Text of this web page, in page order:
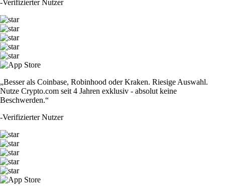
-Verifizierter Nutzer
„Besser als Coinbase, Robinhood oder Kraken. Riesige Auswahl.
Nutze Crypto.com seit 4 Jahren exklusiv - absolut keine
Beschwerden.“
-Verifizierter Nutzer